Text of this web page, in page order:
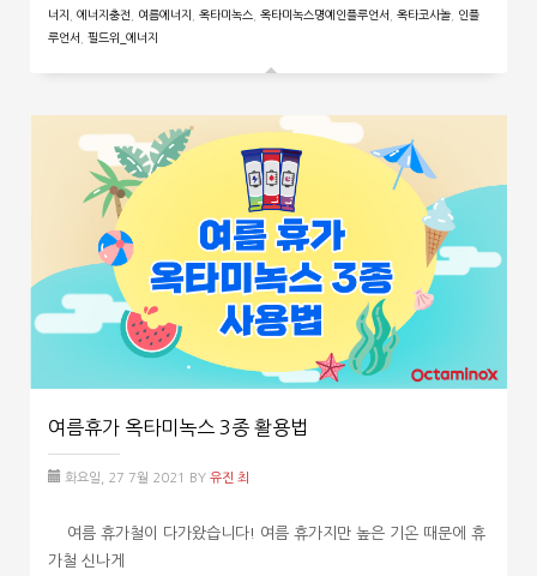
너지
에너지충전 여름에너지 옥타미녹스 옥타미녹스명예인플루언서 옥타코사놀
인플
루언서
필드위_에너지
여름휴가 옥타미녹스 3종 활용법
화요일, 27 7월 2021 BY 유진 최
여름 휴가철이 다가왔습니다! 여름 휴가지만 높은 기온 때문에 휴
가철 신나게